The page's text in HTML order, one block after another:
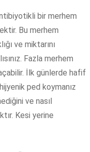
bir merhem
Bu merhem
ve miktarını
Fazla merhem
İlk günlerde hafif
ped koymanız
ve nasıl
Kesi yerine